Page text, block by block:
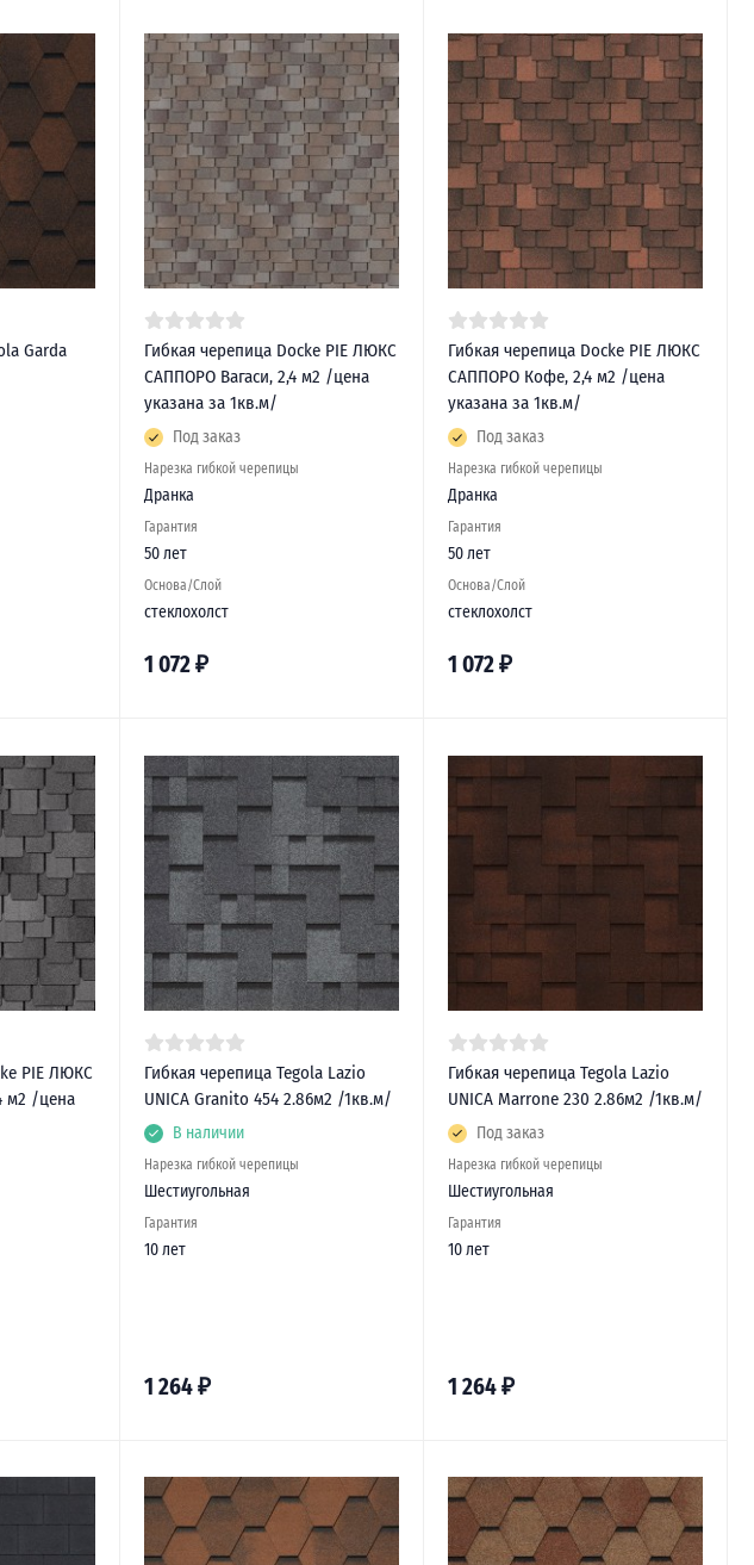
Garda
Гибкая черепица Docke PIE ЛЮКС
САППОРО Вагаси, 2,4 м2 /цена
указана за 1кв.м/
Под заказ
Нарезка гибкой черепицы
Дранка
Гарантия
50 лет
Основа/Слой
стеклохолст
1 072₽
Гибкая черепица Docke PIE ЛЮКС
САППОРО Кофе, 2,4 м2 /цена
указана за 1кв.м/
Под заказ
Нарезка гибкой черепицы
Дранка
Гарантия
50 лет
Основа/Слой
стеклохолст
1 072₽
PIE ЛЮКС
м2 /цена
Гибкая черепица Tegola Lazio
UNICA Granito 454 2.86м2 /1кв.м/
В наличии
Нарезка гибкой черепицы
Шестиугольная
Гарантия
10 лет
1 264₽
Гибкая черепица Tegola Lazio
UNICA Marrone 230 2.86м2 /1кв.м/
Под заказ
Нарезка гибкой черепицы
Шестиугольная
Гарантия
10 лет
1 264₽